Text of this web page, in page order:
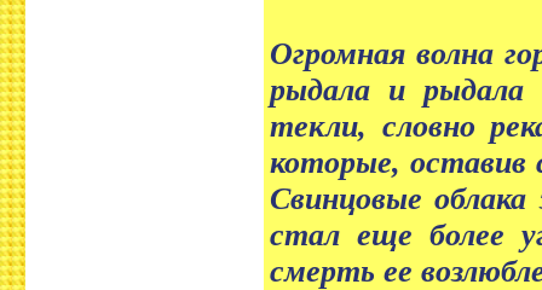
Огромная волна
рыдала и
текли, словно
которые, оставив
Свинцовые
стал еще более
смерть ее